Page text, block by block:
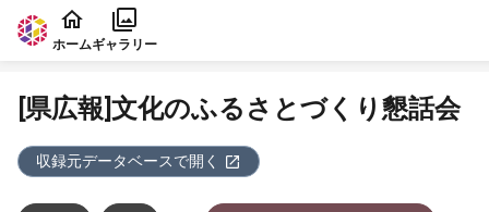
本文に飛ぶ
ホームギャラリー
[県広報]文化のふるさとづくり懇話会
収録元データベースで開く